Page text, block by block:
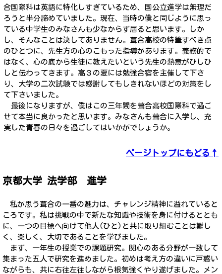
合国際科は英語に特化しすぎているため、国公立進学は無理だ
ろうと半分諦めていました。現在、当時の僕と同じように思っ
ている中学生のみなさんも少なからず居ると思います。しか
し、そんなことは決してありません。葺合高校の特筆すべき点
のひとつに、先生方の心のこもった指導があります。義務的で
はなく、心の底から生徒に教えたいという先生の熱意がひしひ
しと伝わってきます。高３の夏には勉強合宿を主催して下さ
り、大学の二次試験では感謝してもしきれないほどの対策をし
て下さいました。
最後になりますが、僕はこの三年間を葺合高校国際科で過ご
せて本当に良かったと思います。みなさんも葺合に入学し、充
実した青春の日々を過ごしてはいかがでしょうか。
ページトップにもどる↑
京都大学 法学部進学
私が思う葺合の一番の魅力は、チャレンジ精神に溢れていると
ころです。私は挑戦の中で新たな知識や技術を身に付けるととも
に、一つの目標へ向けて他人(ひと)と共に取り組むことは難し
く、楽しく、大切であることを学びました。
まず、一年生の授業での課題研究。関心のある分野が一致して
集まった五人で研究を進めました。初めは考え方の違いに戸惑い
ながらも、共に右往左往しながら根気強くやり遂げました。メン